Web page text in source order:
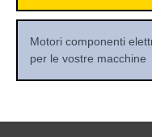
Motori componenti
per le vostre macchine